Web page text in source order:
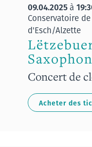
09.04.2025à
Conservatoire
d'Esch/Alzette
Concert de
Acheter des